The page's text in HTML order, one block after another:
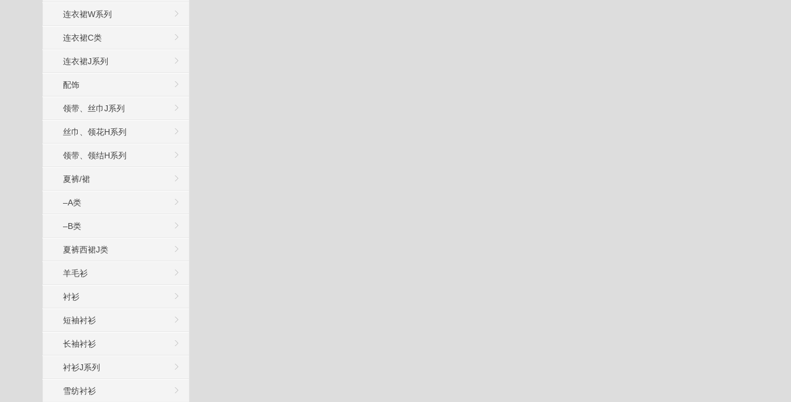
连衣裙W系列
连衣裙C类
连衣裙J系列
配饰
领带、丝巾J系列
丝巾、领花H系列
领带、领结H系列
夏裤/裙
–A类
–B类
夏裤西裙J类
羊毛衫
衬衫
短袖衬衫
长袖衬衫
衬衫J系列
雪纺衬衫